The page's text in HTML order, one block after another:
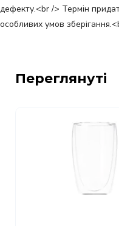
дефекту.<br /> Термін
особливих умов
Переглянуті